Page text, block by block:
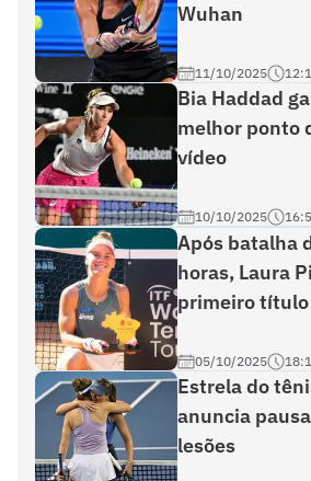
Wuhan
11/10/2025
Bia Haddad
melhor ponto
vídeo
10/10/2025
Após batalha
horas, Laura
primeiro título
05/10/2025
Estrela do
anuncia
lesões